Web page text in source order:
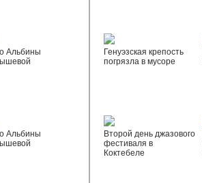
Альбины
Альбины
Генуэзская крепость
погрязла в мусоре
Второй день джазового
фестиваля в
Коктебеле